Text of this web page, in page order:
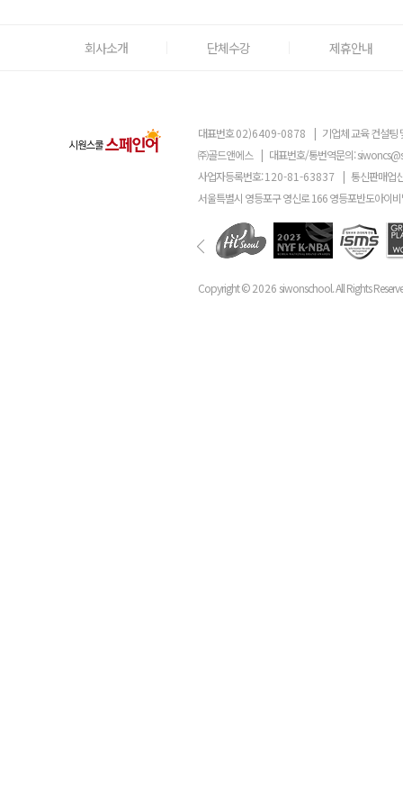
회사소개 단체수강 제휴안내
대표번호02)6409-0878 | 기업체 교육 컨설팅
㈜골드앤에스 | 대표번호/통번역문의:
사업자등록번호:120-81-63837 | 통신판매업
서울특별시 영등포구 영신로 166 영등포반도아이
Copyright ©2026 siwonschool. All Rights